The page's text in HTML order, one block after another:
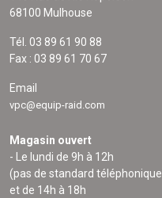
68100 Mulhouse
Tél. 03 89 61 90 88
Fax : 03 89 61 70 67
Email
vpc@equip-raid.com
Magasin ouvert
- Le lundi de 9h à 12h
(pas de standard
et de 14h à 18h